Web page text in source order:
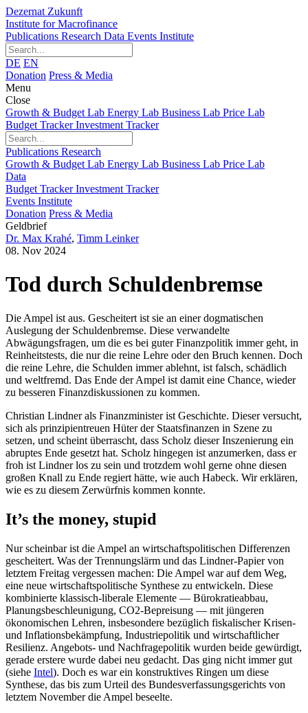
Dezernat Zukunft
Institute for Macrofinance
Publications Research Data Events Institute
DE EN
Donation Press & Media
Menu
Close
Growth & Budget Lab Energy Lab Business Lab Price Lab
Budget TrackerInvestment Tracker
Publications Research
Growth & Budget Lab Energy Lab Business Lab Price Lab
Data
Budget TrackerInvestment Tracker
Events Institute
Donation Press & Media
Geldbrief
Dr. Max Krahé, Timm Leinker
08. Nov 2024
Tod durch Schuldenbremse
Die Ampel ist aus. Gescheitert ist sie an einer dogmatischen
Auslegung der Schuldenbremse. Diese verwandelte
Abwägungsfragen, um die es bei guter Finanzpolitik immer geht, in
Reinheitstests, die nur die reine Lehre oder den Bruch kennen. Doch
die reine Lehre, die Schulden immer ablehnt, ist falsch, schädlich
und weltfremd. Das Ende der Ampel ist damit eine Chance, wieder
zu besseren Finanzdiskussionen zu kommen.
Christian Lindner als Finanzminister ist Geschichte. Dieser versucht,
sich als prinzipientreuen Hüter der Staatsfinanzen in Szene zu
setzen, und scheint überrascht, dass Scholz dieser Inszenierung ein
abruptes Ende gesetzt hat. Scholz hingegen ist anzumerken, dass er
froh ist Lindner los zu sein und trotzdem wohl gerne ohne diesen
großen Knall zu Ende regiert hätte, wie auch Habeck. Wir erklären,
wie es zu diesem Zerwürfnis kommen konnte.
It’s the money, stupid
Nur scheinbar ist die Ampel an wirtschaftspolitischen Differenzen
gescheitert. Was der Trennungslärm und das Lindner-Papier von
letztem Freitag vergessen machen: Die Ampel war auf dem Weg,
eine neue wirtschaftspolitische Synthese zu entwickeln. Diese
kombinierte klassisch-liberale Elemente — Bürokratieabbau,
Planungsbeschleunigung, CO2-Bepreisung — mit jüngeren
ökonomischen Lehren, insbesondere bezüglich fiskalischer Krisen-
und Inflationsbekämpfung, Industriepolitik und wirtschaftlicher
Resilienz. Angebots- und Nachfragepolitik wurden beide gewürdigt,
gerade erstere wurde dabei neu gedacht. Das ging nicht immer gut
(siehe Intel). Doch es war ein konstruktives Ringen um diese
Synthese, das bis zum Urteil des Bundesverfassungsgerichts von
letztem November die Ampel beseelte.